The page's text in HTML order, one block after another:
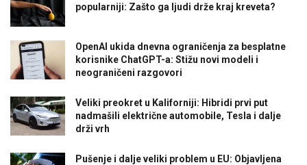
popularniji: Zašto ga ljudi drže kraj kreveta?
OpenAI ukida dnevna ograničenja za besplatne
korisnike ChatGPT-a: Stižu novi modeli i
neograničeni razgovori
Veliki preokret u Kaliforniji: Hibridi prvi put
nadmašili električne automobile, Tesla i dalje
drži vrh
Pušenje i dalje veliki problem u EU: Objavljena